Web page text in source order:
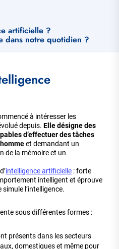
artificielle ?
dans notre quotidien ?
à intéresser les
depuis. Elle désigne des
d’effectuer des tâches
et demandant un
de la mémoire et un
intelligence artificielle : forte
intelligent et éprouve
l’intelligence.
sous différentes formes :
présents dans les secteurs
domestiques et même pour